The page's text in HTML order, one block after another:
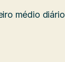
médio diário